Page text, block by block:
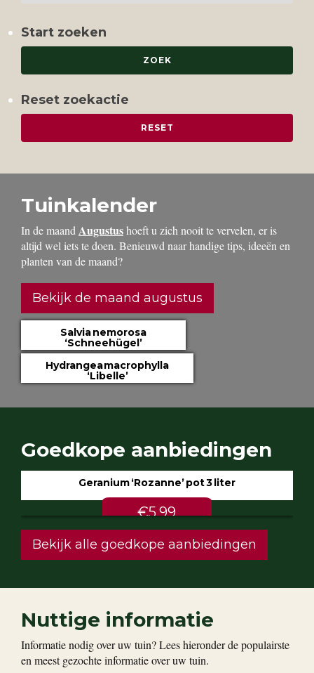
Start zoeken
Reset zoekactie
Tuinkalender
In de maand Augustushoeft u zich nooit te vervelen, er is
altijd wel iets te doen. Benieuwd naar handige tips, ideeën en
planten van de maand?
Bekijk de maand augustus
Salvia nemorosa
‘Schneehügel’
Hydrangea macrophylla
‘Libelle’
Goedkope aanbiedingen
Geranium ‘Rozanne’ pot 3 liter
€5.99
Bekijk alle goedkope aanbiedingen
Nuttige informatie
Informatie nodig over uw tuin? Lees hieronder de populairste
en meest gezochte informatie over uw tuin.